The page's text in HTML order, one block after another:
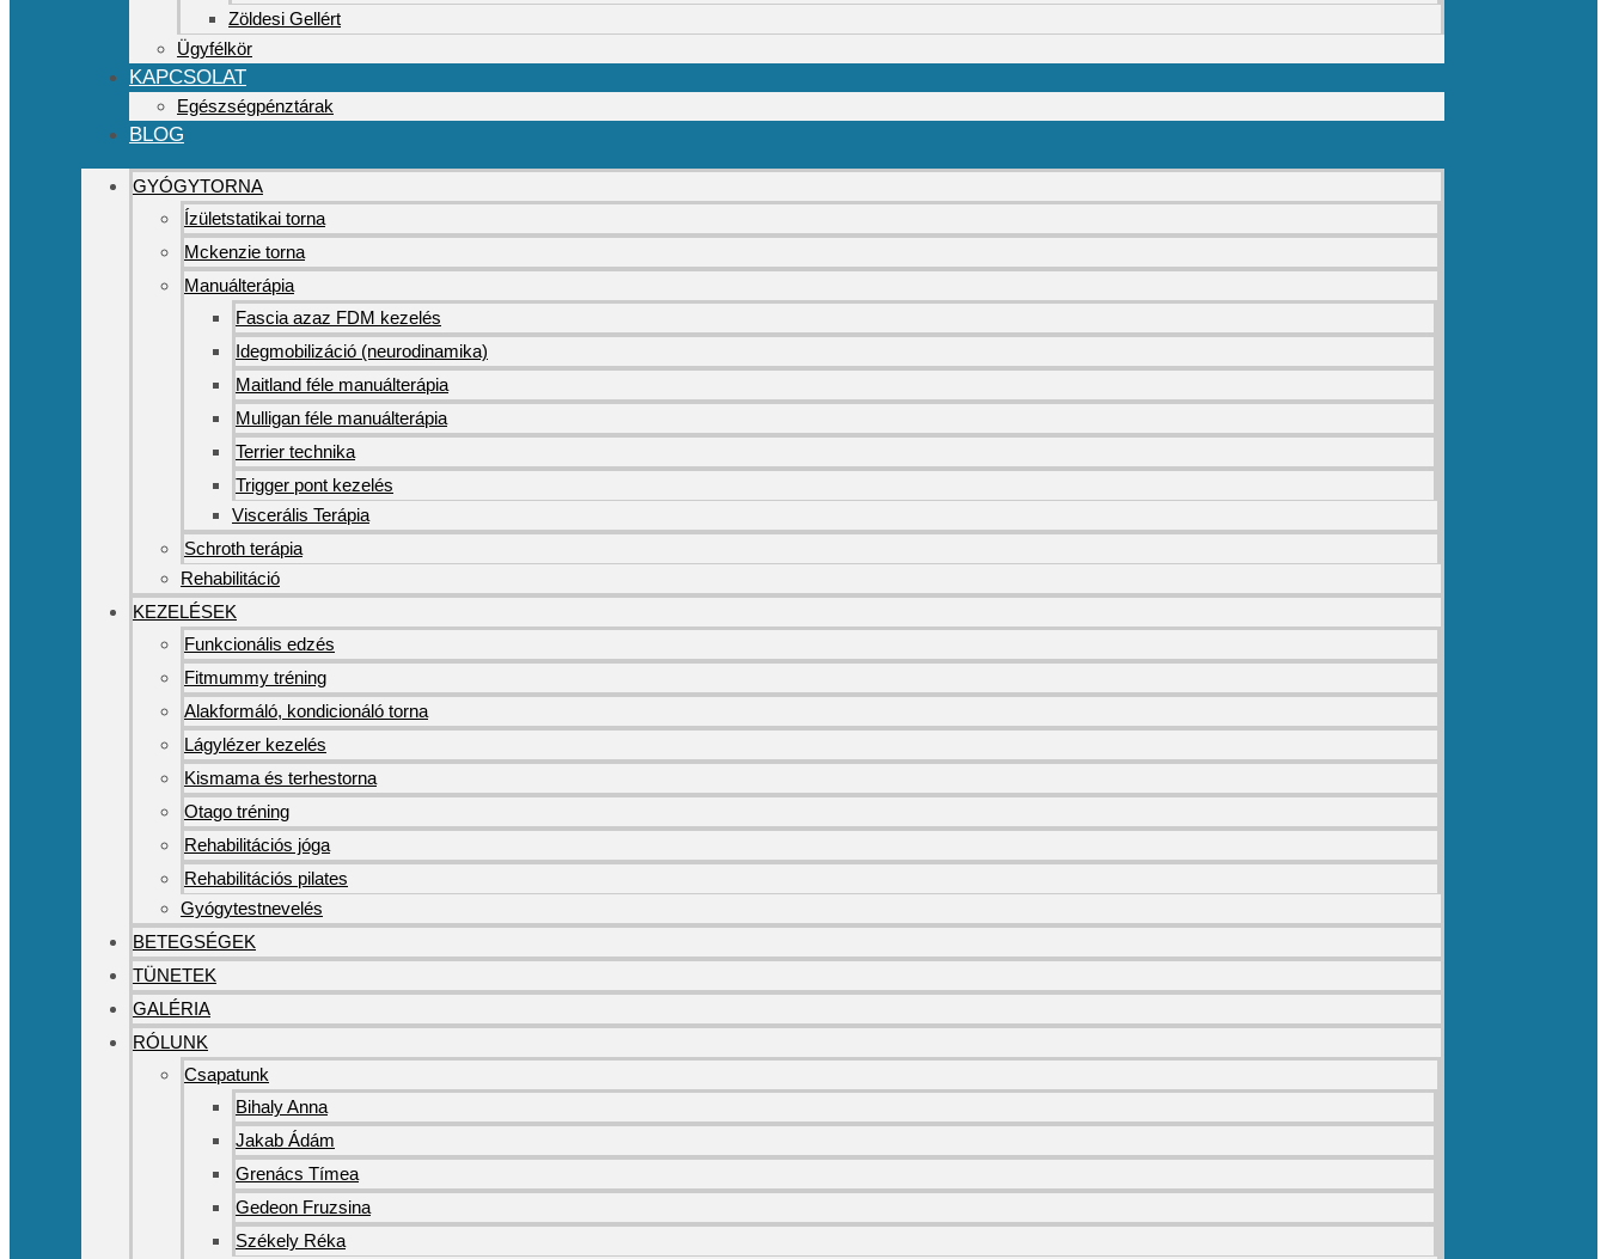
Zöldesi Gellért
Ügyfélkör
KAPCSOLAT
Egészségpénztárak
BLOG
GYÓGYTORNA
Ízületstatikai torna
Mckenzie torna
Manuálterápia
Fascia azaz FDM kezelés
Idegmobilizáció (neurodinamika)
Maitland féle manuálterápia
Mulligan féle manuálterápia
Terrier technika
Trigger pont kezelés
Viscerális Terápia
Schroth terápia
Rehabilitáció
KEZELÉSEK
Funkcionális edzés
Fitmummy tréning
Alakformáló, kondicionáló torna
Lágylézer kezelés
Kismama és terhestorna
Otago tréning
Rehabilitációs jóga
Rehabilitációs pilates
Gyógytestnevelés
BETEGSÉGEK
TÜNETEK
GALÉRIA
RÓLUNK
Csapatunk
Bihaly Anna
Jakab Ádám
Grenács Tímea
Gedeon Fruzsina
Székely Réka